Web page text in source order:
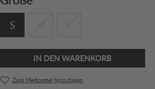
S
IN DEN WARENKORB
Zum Merkzettel hinzufügen